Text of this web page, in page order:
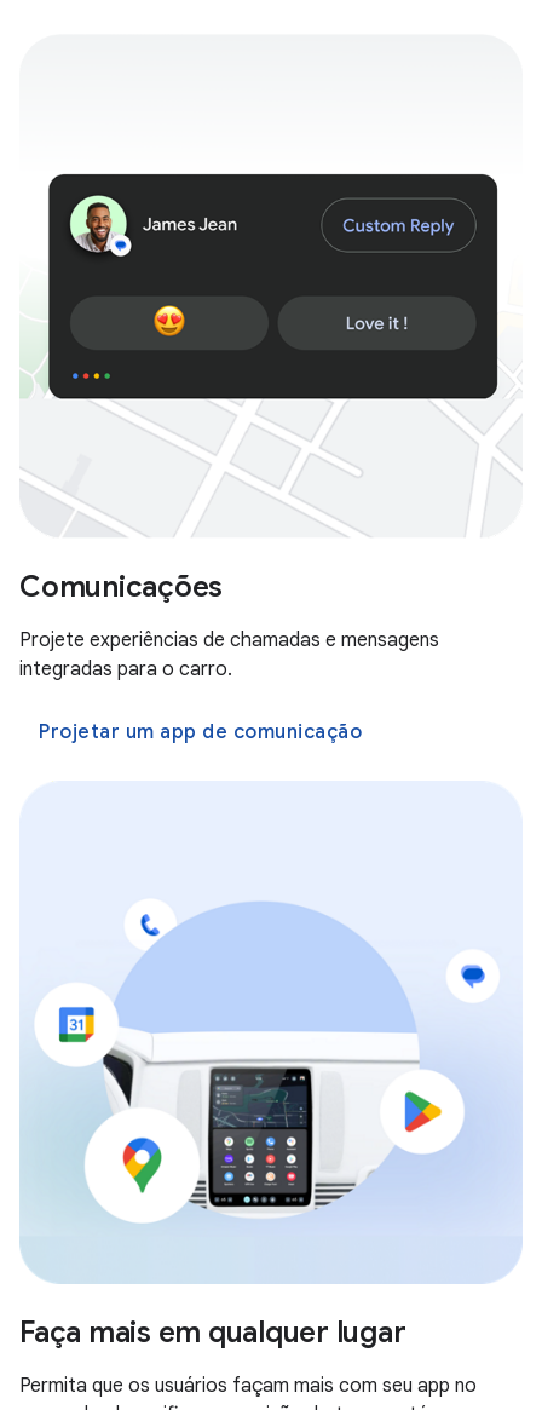
Comunicações
Projete experiências de chamadas e mensagens
integradas para o carro.
Projetar um app de comunicação
Faça mais em qualquer lugar
Permita que os usuários façam mais com seu app no